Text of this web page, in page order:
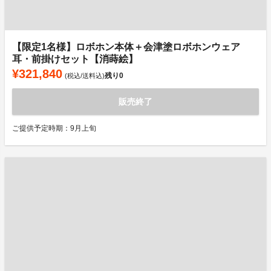
【限定1名様】ロボホン本体＋会津塗ロボホンウェア
耳・前掛けセット【消蒔絵】
¥321,840 (税込/送料込)残り0
販売終了
ご提供予定時期：9月上旬